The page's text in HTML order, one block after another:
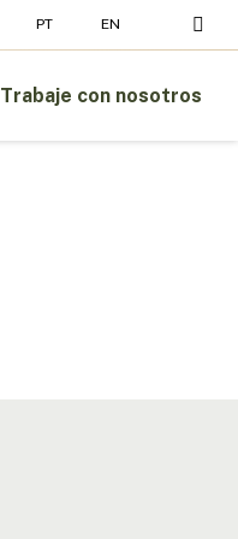
PT EN
Trabaje con nosotros